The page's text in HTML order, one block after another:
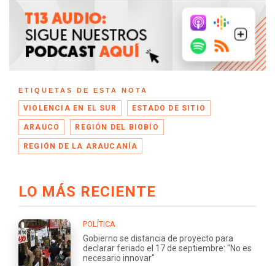
ETIQUETAS DE ESTA NOTA
VIOLENCIA EN EL SUR ESTADO DE SITIO
ARAUCO REGIÓN DEL BIOBÍO
REGIÓN DE LA ARAUCANÍA
LO MÁS RECIENTE
POLÍTICA
Gobierno se distancia de proyecto para
declarar feriado el 17 de septiembre: "No es
necesario innovar"